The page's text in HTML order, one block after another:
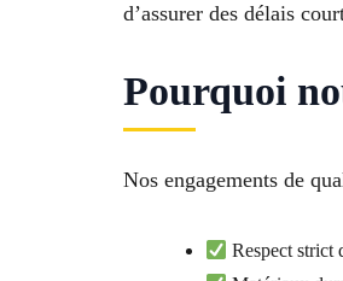
d’assurer des délais
Pourquoi
Nos engagements de
Respect strict